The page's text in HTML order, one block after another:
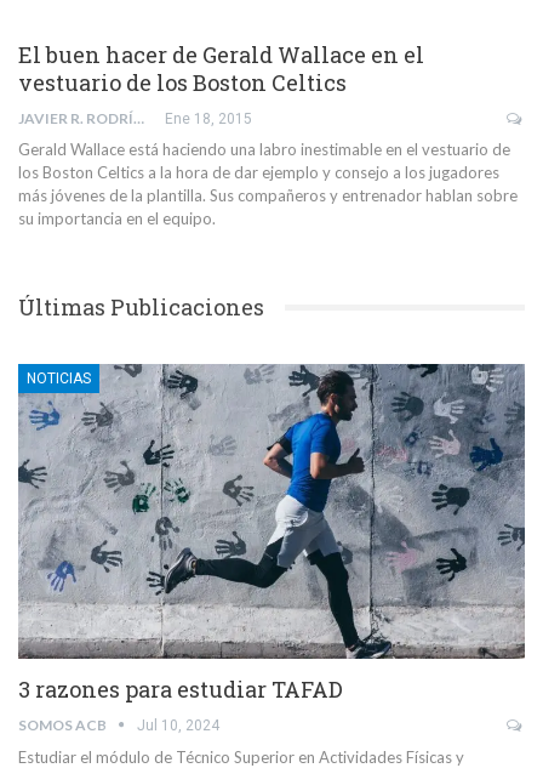
El buen hacer de Gerald Wallace en el
vestuario de los Boston Celtics
JAVIER R. RODRÍGUEZ Ene 18, 2015
Gerald Wallace está haciendo una labro inestimable en el vestuario de
los Boston Celtics a la hora de dar ejemplo y consejo a los jugadores
más jóvenes de la plantilla. Sus compañeros y entrenador hablan sobre
su importancia en el equipo.
Últimas Publicaciones
NOTICIAS
3 razones para estudiar TAFAD
SOMOS ACB Jul 10, 2024
Estudiar el módulo de Técnico Superior en Actividades Físicas y